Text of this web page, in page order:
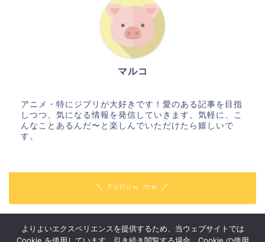
マルコ
アニメ・特にジブリが大好きです！愛のある記事を目指
しつつ、気になる情報を発信していきます。気軽に、こ
んなことあるんだ〜と楽しんでいただけたら嬉しいで
す。
＼ Follow me ／
プライバシーポリシー 免責事項
よりよいエクスペリエンスを提供するため、当ウェブサイトでは